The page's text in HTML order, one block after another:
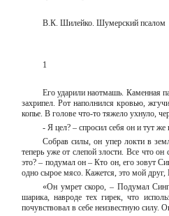
В.К. Шилейко. Шумерский псалом
1
Его ударили наотмашь. Каменная
захрипел. Рот наполнился кровью,
копье. В голове что-то тяжело ухнуло,
- Я цел? – спросил себя он и тут
Собрав силы, он упер локти в
теперь уже от слепой злости. Все что
это? – подумал он – Кто он, его зовут
одно сырое мясо. Кажется, это мой
«Он умрет скоро, – Подумал
шарика, навроде тех гирек, что
почувствовал в себе неизвестную силу.